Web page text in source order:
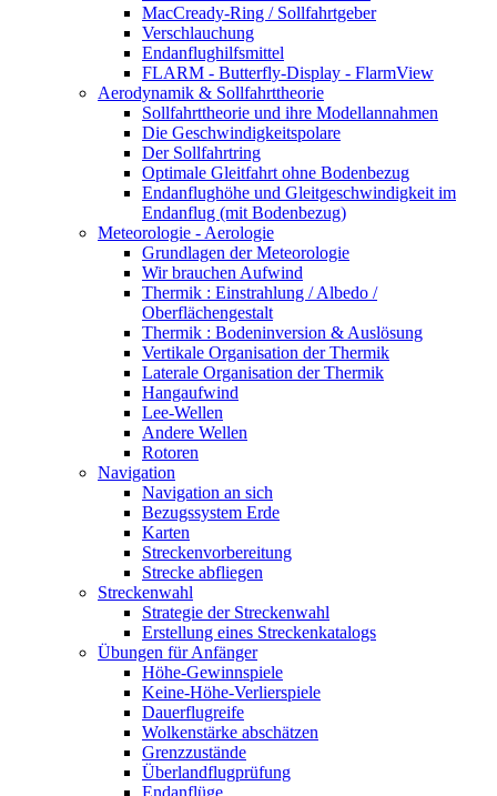
MacCready-Ring / Sollfahrtgeber
Verschlauchung
Endanflughilfsmittel
FLARM - Butterfly-Display - FlarmView
Aerodynamik & Sollfahrttheorie
Sollfahrttheorie und ihre Modellannahmen
Die Geschwindigkeitspolare
Der Sollfahrtring
Optimale Gleitfahrt ohne Bodenbezug
Endanflughöhe und Gleitgeschwindigkeit im
Endanflug (mit Bodenbezug)
Meteorologie - Aerologie
Grundlagen der Meteorologie
Wir brauchen Aufwind
Thermik : Einstrahlung / Albedo /
Oberflächengestalt
Thermik : Bodeninversion & Auslösung
Vertikale Organisation der Thermik
Laterale Organisation der Thermik
Hangaufwind
Lee-Wellen
Andere Wellen
Rotoren
Navigation
Navigation an sich
Bezugssystem Erde
Karten
Streckenvorbereitung
Strecke abfliegen
Streckenwahl
Strategie der Streckenwahl
Erstellung eines Streckenkatalogs
Übungen für Anfänger
Höhe-Gewinnspiele
Keine-Höhe-Verlierspiele
Dauerflugreife
Wolkenstärke abschätzen
Grenzzustände
Überlandflugprüfung
Endanflüge